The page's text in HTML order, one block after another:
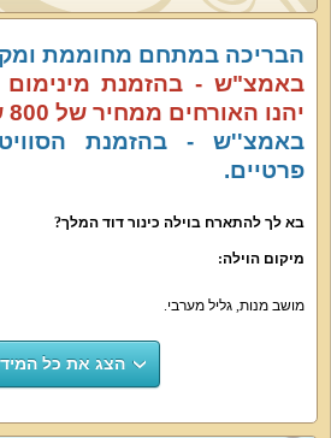
הבריכה במתחם מחוממת
יהנו האורחים ממחיר של 800 ש"ח ללילה לזוג!
באמצ''ש - בהזמנת
פרטיים.
בא לך להתארח בוילה כינור דוד המלך?
מיקום הוילה:
מושב מנות, גליל מערבי.
: הצג את כל